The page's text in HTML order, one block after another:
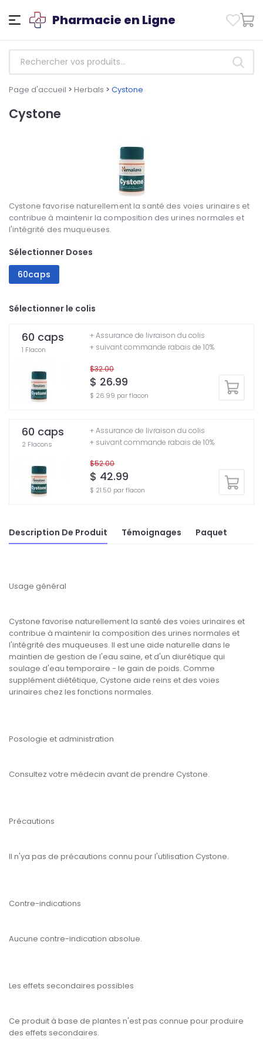
Pharmacie en Ligne
Page d'accueil > Herbals > Cystone
Cystone
Cystone favorise naturellement la santé des voies urinaires et
contribue à maintenir la composition des urines normales et
l'intégrité des muqueuses.
Sélectionner Doses
60caps
Sélectionner le colis
60 caps
1 Flacon
$32.00
$ 26.99
$ 26.99 par flacon
+ Assurance de livraison du colis
+ suivant commande rabais de 10%
60 caps
2 Flacons
$52.00
$ 42.99
$ 21.50 par flacon
+ Assurance de livraison du colis
+ suivant commande rabais de 10%
Description De Produit Témoignages Paquet
Usage général
Cystone favorise naturellement la santé des voies urinaires et
contribue à maintenir la composition des urines normales et
l'intégrité des muqueuses. Il est une aide naturelle dans le
maintien de gestion de l'eau saine, et d'un diurétique qui
soulage d'eau temporaire - le gain de poids. Comme
supplément diététique, Cystone aide reins et des voies
urinaires chez les fonctions normales.
Posologie et administration
Consultez votre médecin avant de prendre Cystone.
Précautions
Il n'ya pas de précautions connu pour l'utilisation Cystone.
Contre-indications
Aucune contre-indication absolue.
Les effets secondaires possibles
Ce produit à base de plantes n'est pas connue pour produire
des effets secondaires.